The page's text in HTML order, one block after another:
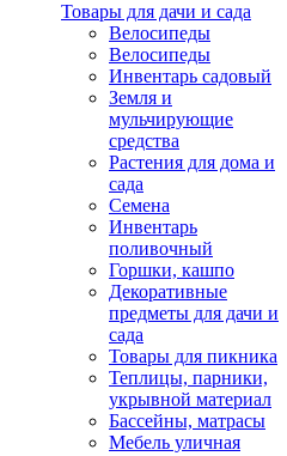
Товары для дачи и сада
Велосипеды
Велосипеды
Инвентарь садовый
Земля и
мульчирующие
средства
Растения для дома и
сада
Семена
Инвентарь
поливочный
Горшки, кашпо
Декоративные
предметы для дачи и
сада
Товары для пикника
Теплицы, парники,
укрывной материал
Бассейны, матрасы
Мебель уличная